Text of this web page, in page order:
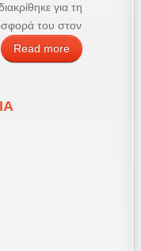
για τη
του στον
Read more